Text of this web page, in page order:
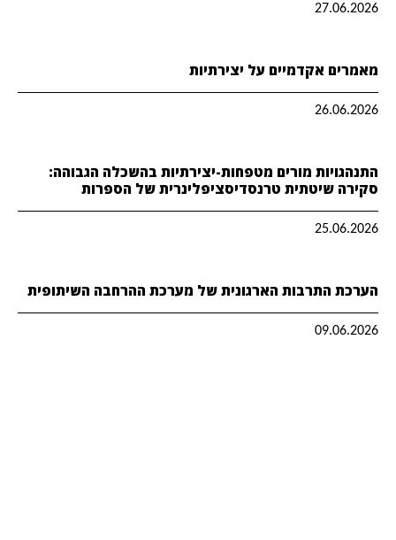
27.06.2026
מאמרים אקדמיים על יצירתיות
26.06.2026
התנהגויות מורים מטפחות-יצירתיות בהשכלה הגבוהה:
סקירה שיטתית טרנסדיסציפלינרית של הספרות
25.06.2026
הערכת התרבות הארגונית של מערכת ההרחבה השיתופית
09.06.2026